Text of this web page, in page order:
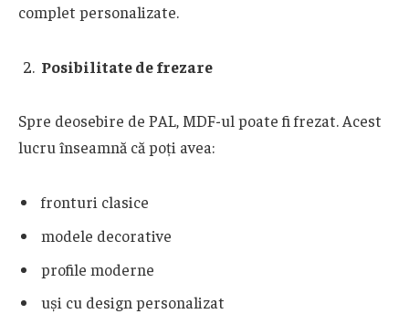
complet personalizate.
Posibilitate de frezare
Spre deosebire de PAL, MDF-ul poate fi frezat. Acest
lucru înseamnă că poți avea:
fronturi clasice
modele decorative
profile moderne
uși cu design personalizat